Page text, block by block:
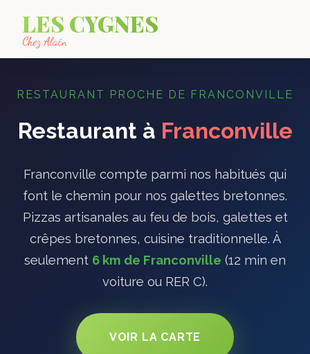
LES CYGNES
Chez Alain
Accueil› Restaurants ›Franconville
RESTAURANT PROCHE DE FRANCONVILLE
Restaurant à Franconville
Franconville compte parmi nos habitués qui
font le chemin pour nos galettes bretonnes.
Pizzas artisanales au feu de bois, galettes et
crêpes bretonnes, cuisine traditionnelle. À
seulement 6 km de Franconville (12 min en
voiture ou RER C).
VOIR LA CARTE